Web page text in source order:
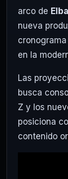
arco de
nueva
en la
Las
busca
Z y los
posiciona
contenido